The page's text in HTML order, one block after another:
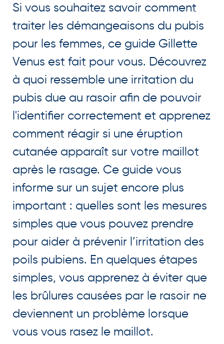
Si vous souhaitez savoir comment
traiter les démangeaisons du pubis
pour les femmes, ce guide Gillette
Venus est fait pour vous. Découvrez
à quoi ressemble une irritation du
pubis due au rasoir afin de pouvoir
l'identifier correctement et apprenez
comment réagir si une éruption
cutanée apparaît sur votre maillot
après le rasage. Ce guide vous
informe sur un sujet encore plus
important : quelles sont les mesures
simples que vous pouvez prendre
pour aider à prévenir l’irritation des
poils pubiens. En quelques étapes
simples, vous apprenez à éviter que
les brûlures causées par le rasoir ne
deviennent un problème lorsque
vous vous rasez le maillot.